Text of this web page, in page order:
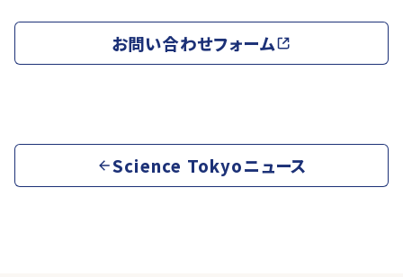
お問い合わせフォーム
Science Tokyoニュース